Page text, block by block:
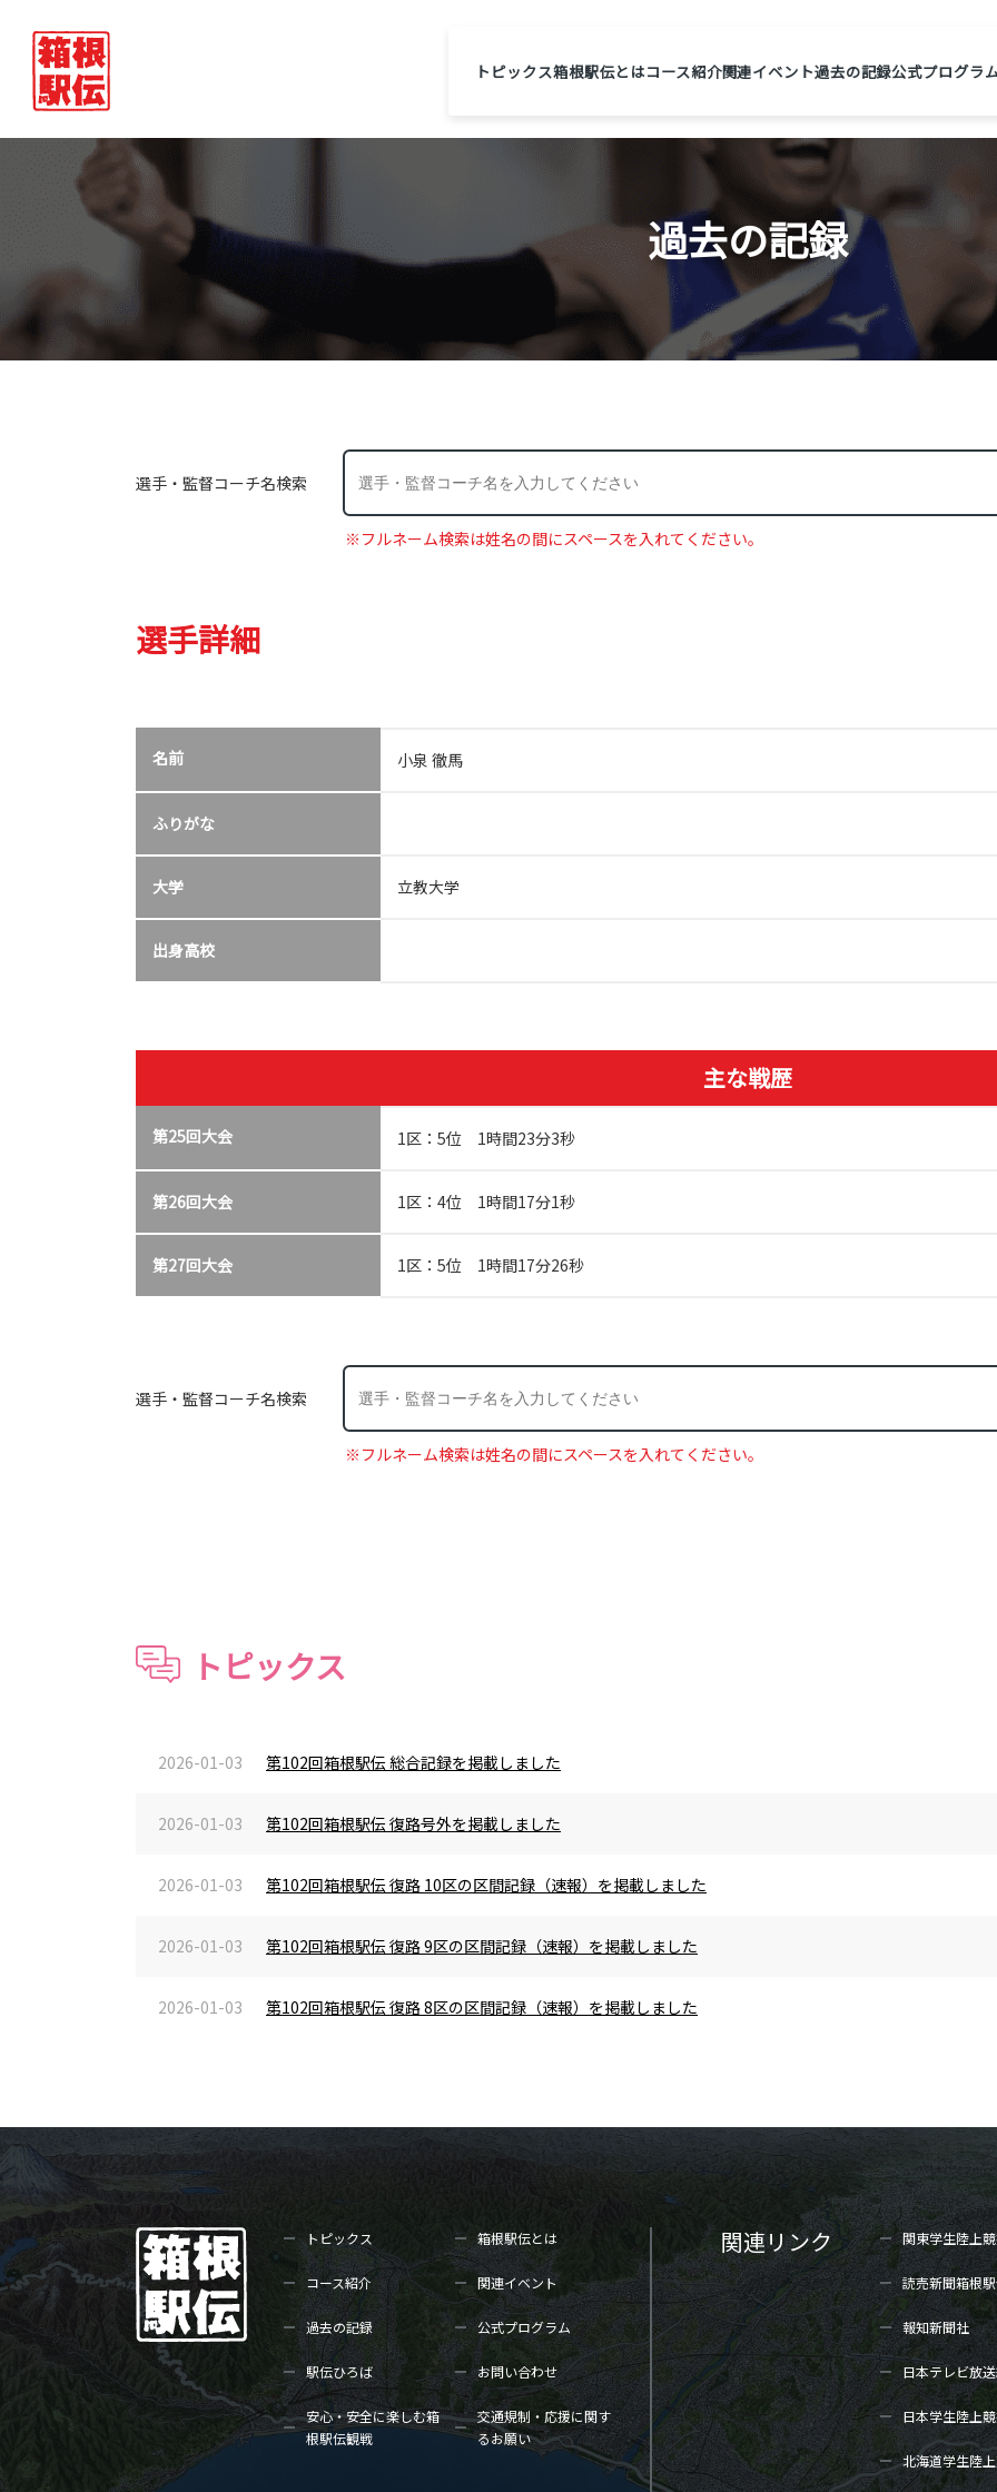
トピックス箱根駅伝とはコース紹介関連イベント過去の記録公式プログラ
過去の記録
選手・監督コーチ名検索
※フルネーム検索は姓名の間にスペースを入れてください。
選手詳細
名前 小泉 徹馬
ふりがな
大学 立教大学
出身高校
主な戦歴
第25回大会 1区：5位 1時間23分3秒
第26回大会 1区：4位 1時間17分1秒
第27回大会 1区：5位 1時間17分26秒
選手・監督コーチ名検索
※フルネーム検索は姓名の間にスペースを入れてください。
トピックス
2026-01-03 第102回箱根駅伝 総合記録を掲載しました
2026-01-03 第102回箱根駅伝 復路号外を掲載しました
2026-01-03 第102回箱根駅伝 復路 10区の区間記録（速報）を掲載しました
2026-01-03 第102回箱根駅伝 復路 9区の区間記録（速報）を掲載しました
2026-01-03 第102回箱根駅伝 復路 8区の区間記録（速報）を掲載しました
トピックス 箱根駅伝とは
コース紹介 関連イベント
過去の記録 公式プログラム
駅伝ひろば お問い合わせ
安心・安全に楽しむ箱
根駅伝観戦
交通規制・応援に関す
るお願い
関連リンク 関東学生陸上
読売新聞箱根
報知新聞社
日本テレビ放
日本学生陸上
北海道学生陸上